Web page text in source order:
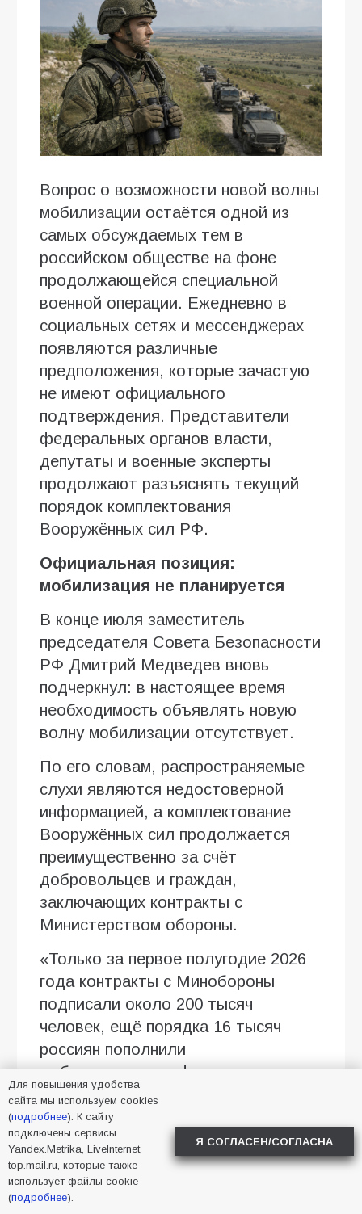
Вопрос о возможности новой волны
мобилизации остаётся одной из
самых обсуждаемых тем в
российском обществе на фоне
продолжающейся специальной
военной операции. Ежедневно в
социальных сетях и мессенджерах
появляются различные
предположения, которые зачастую
не имеют официального
подтверждения. Представители
федеральных органов власти,
депутаты и военные эксперты
продолжают разъяснять текущий
порядок комплектования
Вооружённых сил РФ.
Официальная позиция:
мобилизация не планируется
В конце июля заместитель
председателя Совета Безопасности
РФ Дмитрий Медведев вновь
подчеркнул: в настоящее время
необходимость объявлять новую
волну мобилизации отсутствует.
По его словам, распространяемые
слухи являются недостоверной
информацией, а комплектование
Вооружённых сил продолжается
преимущественно за счёт
добровольцев и граждан,
заключающих контракты с
Министерством обороны.
«Только за первое полугодие 2026
года контракты с Минобороны
подписали около 200 тысяч
человек, ещё порядка 16 тысяч
россиян пополнили
добровольческие формирования»,
— сообщил Дмитрий Медведев.
Отдельно зампред Совбеза
отметил развитие войск
беспилотных систем, где службу
начали около 40 тысяч
Для повышения удобства
сайта мы используем cookies
(подробнее). К сайту
подключены сервисы
Yandex.Metrika, LiveInternet,
top.mail.ru, которые также
использует файлы cookie
(подробнее).
Я СОГЛАСЕН/СОГЛАСНА